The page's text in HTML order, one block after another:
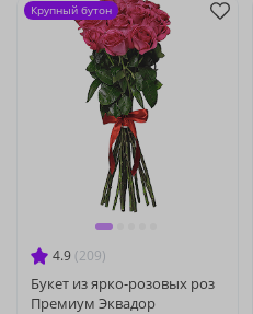
4.9 (209)
Букет из ярко-розовых роз
Премиум Эквадор
Крупный бутон